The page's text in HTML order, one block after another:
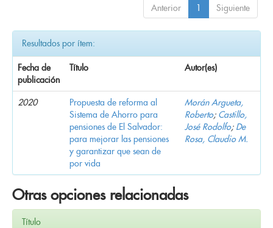
Anterior 1 Siguiente
Resultados por ítem:
Fecha de
publicación
Título Autor(es)
2020
Propuesta de reforma al
Sistema de Ahorro para
pensiones de El Salvador:
para mejorar las pensiones
y garantizar que sean de
por vida
Morán Argueta,
Roberto; Castillo,
José Rodolfo; De
Rosa, Claudio M.
Otras opciones relacionadas
Título